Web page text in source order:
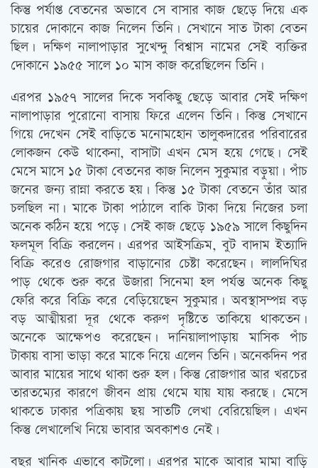
কিন্তু পর্যাপ্ত বেতনের অভাবে সে বাসার কাজ ছেড়ে দিয়ে এক
চায়ের দোকানে কাজ নিলেন তিনি। সেখানে সাত টাকা বেতন
ছিল। দক্ষিণ নালাপাড়ার সুখেন্দু বিশ্বাস নামের সেই ব্যক্তির
দোকানে ১৯৫৫ সালে ১০ মাস কাজ করেছিলেন তিনি।
এরপর ১৯৫৭ সালের দিকে সবকিছু ছেড়ে আবার সেই দক্ষিণ
নালাপাড়ার পুরোনো বাসায় ফিরে এলেন তিনি। কিন্তু সেখানে
গিয়ে দেখেন সেই বাড়িতে মনোমহোন তালুকদারের পরিবারের
লোকজন কেউ থাকেনা, বাসাটা এখন মেস হয়ে গেছে। সেই
মেসে মাসে ১৫ টাকা বেতনের কাজ নিলেন সুকুমার বড়ুয়া। পাঁচ
জনের জন্য রান্না করতে হয়। কিন্তু ১৫ টাকা বেতনে তাঁর আর
চলছিল না। মাকে টাকা পাঠালে বাকি টাকা দিয়ে নিজের চলা
অনেক কঠিন হয়ে পড়ে। সেই কাজ ছেড়ে ১৯৫৯ সালে কিছুদিন
ফলমূল বিক্রি করলেন। এরপর আইসক্রিম, বুট বাদাম ইত্যাদি
বিক্রি করেও রোজগার বাড়ানোর চেষ্টা করেছেন। লালদিঘির
পাড় থেকে শুরু করে উজারা সিনেমা হল পর্যন্ত অনেক কিছু
ফেরি করে বিক্রি করে বেড়িয়েছেন সুকুমার। অবস্থাসম্পন্ন বড়
বড় আত্মীয়রা দূর থেকে করুণ দৃষ্টিতে তাকিয়ে থাকতেন।
অনেকে আক্ষেপও করেছেন। দানিয়ালাপাড়ায় মাসিক পাঁচ
টাকায় বাসা ভাড়া করে মাকে নিয়ে এলেন তিনি। অনেকদিন পর
আবার মায়ের সাথে থাকা শুরু হল। কিন্তু রোজগার আর খরচের
তারতম্যের কারণে জীবন প্রায় থেমে যায় যায় করছে। মেসে
থাকতে ঢাকার পত্রিকায় ছয় সাতটি লেখা বেরিয়েছিল। এখন
কিন্তু লেখালেখি নিয়ে ভাবার অবকাশও নেই।
বছর খানিক এভাবে কাটলো। এরপর মাকে আবার মামা বাড়ি